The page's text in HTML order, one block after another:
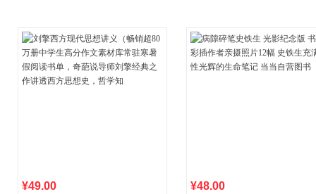
¥49.00 ¥48.00